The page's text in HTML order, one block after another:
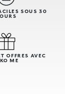
SOUS 30
OFFRES AVEC
ME